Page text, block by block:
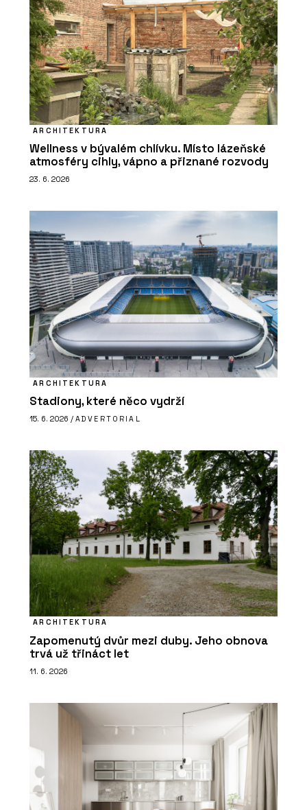
ARCHITEKTURA
Wellness v bývalém chlívku. Místo lázeňské
atmosféry cihly, vápno a přiznané rozvody
23. 6. 2026
ARCHITEKTURA
Stadiony, které něco vydrží
15. 6. 2026 / ADVERTORIAL
ARCHITEKTURA
Zapomenutý dvůr mezi duby. Jeho obnova
trvá už třináct let
11. 6. 2026